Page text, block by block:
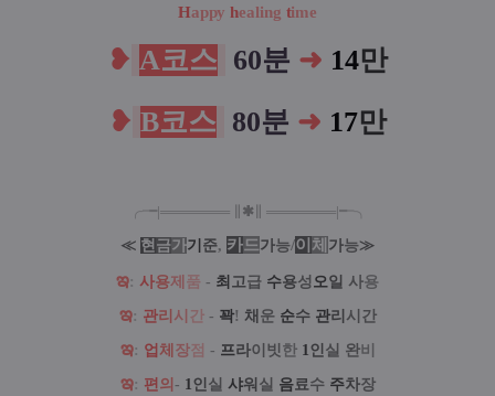
Happyhealing time
❥ A코스 60분 ➜ 14만
❥ B코스 80분 ➜ 17만
╭╼|═══════ ✱ ═══════|╾╮
≪ 현 금가기 준, 카드가능/이 체 가능≫
ఇ: 사용제 품 - 최 고급 수용성오일 사용
ఇ: 관리 시 간 - 꽉! 채 운 순수 관리 시간
ఇ: 업 체 장점 - 프라이빗 한 1인실 완비
ఇ: 편 의 - 1인실 샤워 실 음료수 주차장